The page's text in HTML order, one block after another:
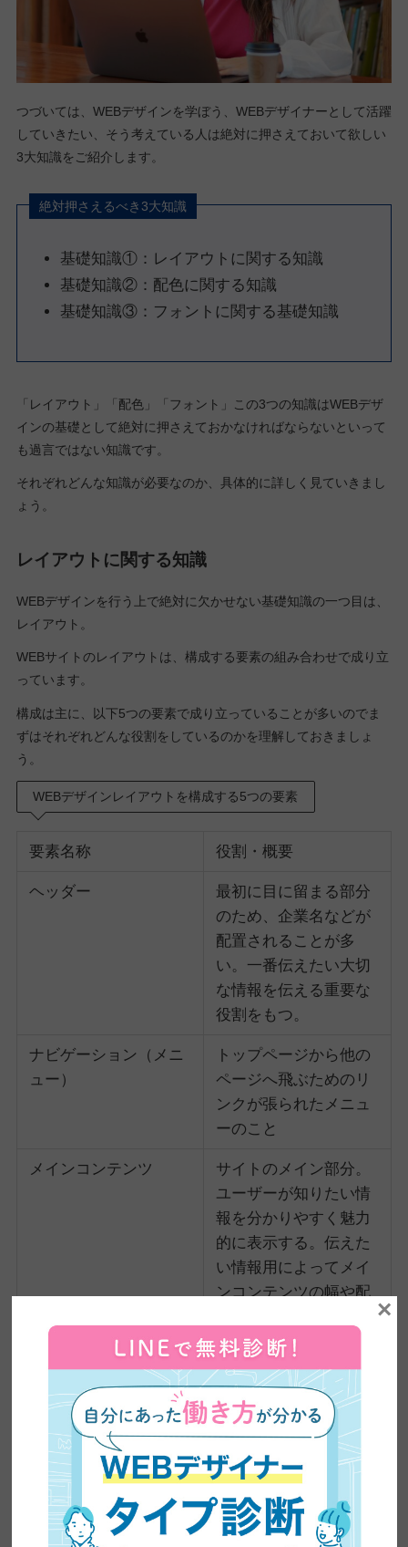
つづいては、WEBデザインを学ぼう、WEBデザイナーとして活躍
していきたい、そう考えている人は絶対に押さえておいて欲しい
3大知識をご紹介します。
絶対押さえるべき3大知識
基礎知識①：レイアウトに関する知識
基礎知識②：配色に関する知識
基礎知識③：フォントに関する基礎知識
「レイアウト」「配色」「フォント」この3つの知識はWEBデザ
インの基礎として絶対に押さえておかなければならないといって
も過言ではない知識です。
それぞれどんな知識が必要なのか、具体的に詳しく見ていきまし
ょう。
レイアウトに関する知識
WEBデザインを行う上で絶対に欠かせない基礎知識の一つ目は、
レイアウト。
WEBサイトのレイアウトは、構成する要素の組み合わせで成り立
っています。
構成は主に、以下5つの要素で成り立っていることが多いのでま
ずはそれぞれどんな役割をしているのかを理解しておきましょ
う。
WEBデザインレイアウトを構成する5つの要素
要素名称 役割・概要
ヘッダー
最初に目に留まる部分
のため、企業名などが
配置されることが多
い。一番伝えたい大切
な情報を伝える重要な
役割をもつ。
ナビゲーション（メニ
ュー）
トップページから他の
ページへ飛ぶためのリ
ンクが張られたメニュ
ーのこと
メインコンテンツ
サイトのメイン部分。
ユーザーが知りたい情
報を分かりやすく魅力
的に表示する。伝えた
い情報用によってメイ
ンコンテンツの幅や配
大切。
メインコンテンツの横
に配置することで、サ
イト内の回遊をサポー
トする役割を持つ。
フッター
サイトを見終えたユー
ザーに対して次の行動
×